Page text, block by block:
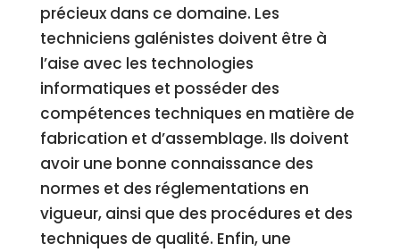
précieux dans ce domaine. Les
techniciens galénistes doivent être à
l’aise avec les technologies
informatiques et posséder des
compétences techniques en matière de
fabrication et d’assemblage. Ils doivent
avoir une bonne connaissance des
normes et des réglementations en
vigueur, ainsi que des procédures et des
techniques de qualité. Enfin, une